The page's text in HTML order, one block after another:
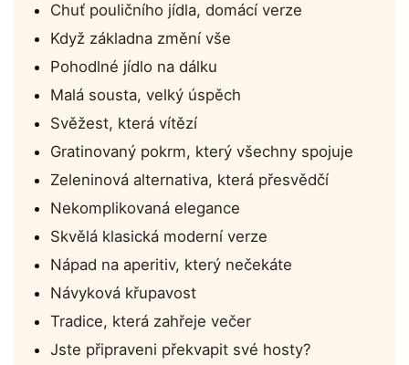
Chuť pouličního jídla, domácí verze
Když základna změní vše
Pohodlné jídlo na dálku
Malá sousta, velký úspěch
Svěžest, která vítězí
Gratinovaný pokrm, který všechny spojuje
Zeleninová alternativa, která přesvědčí
Nekomplikovaná elegance
Skvělá klasická moderní verze
Nápad na aperitiv, který nečekáte
Návyková křupavost
Tradice, která zahřeje večer
Jste připraveni překvapit své hosty?